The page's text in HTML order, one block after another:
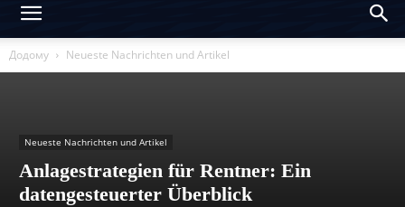
Додому Neueste Nachrichten und Artikel
Neueste Nachrichten und Artikel
Anlagestrategien für Rentner: Ein
datengesteuerter Überblick